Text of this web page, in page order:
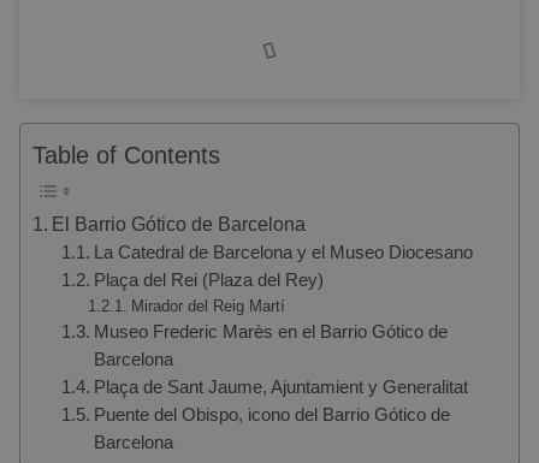
Table of Contents
El Barrio Gótico de Barcelona
La Catedral de Barcelona y el Museo Diocesano
Plaça del Rei (Plaza del Rey)
Mirador del Reig Martí
Museo Frederic Marès en el Barrio Gótico de
Barcelona
Plaça de Sant Jaume, Ajuntamient y Generalitat
Puente del Obispo, icono del Barrio Gótico de
Barcelona